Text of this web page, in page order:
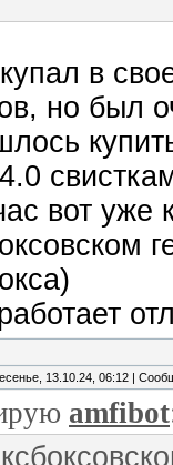
в
но был
вот уже
13.10.24, 06:12 |
amfibot